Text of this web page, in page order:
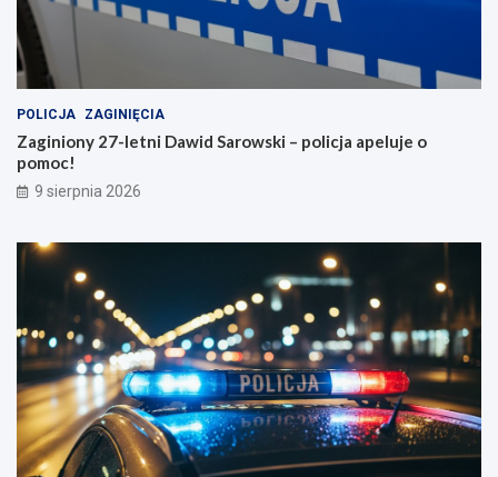
POLICJA ZAGINIĘCIA
Zaginiony 27-letni Dawid Sarowski – policja apeluje o
pomoc!
9 sierpnia 2026